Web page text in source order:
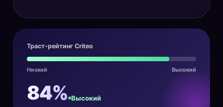
Траст-рейтинг Criteo
Низкий Высокий
84% Высокий